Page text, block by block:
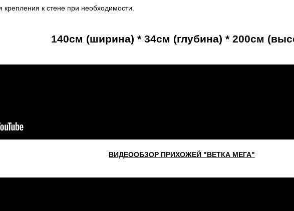
к стене при необходимости.
140см (ширина) * 34см (глубина) * 200см
ВИДЕООБЗОР ПРИХОЖЕЙ "ВЕТКА МЕГА"